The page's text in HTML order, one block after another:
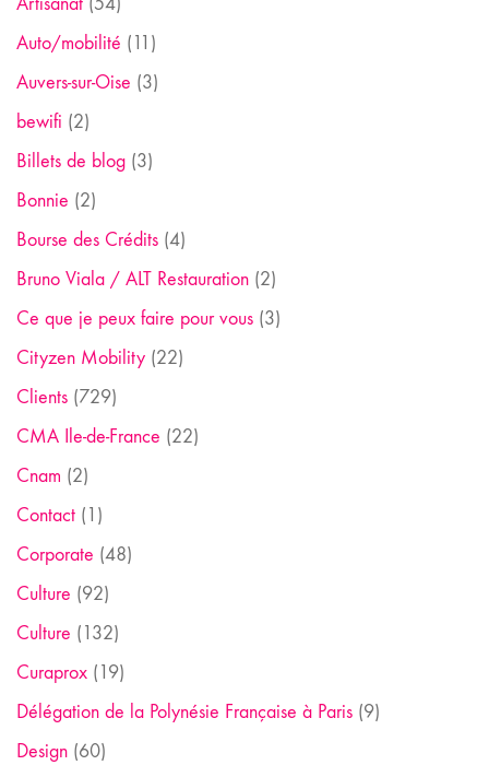
Auto/mobilité (11)
Auvers-sur-Oise (3)
bewifi (2)
Billets de blog (3)
Bonnie (2)
Bourse des Crédits (4)
Bruno Viala / ALT Restauration (2)
Ce que je peux faire pour vous (3)
Cityzen Mobility (22)
Clients (729)
CMA Ile-de-France (22)
Cnam (2)
Contact (1)
Corporate (48)
Culture (92)
Culture (132)
Curaprox (19)
Délégation de la Polynésie Française à Paris (9)
Design (60)